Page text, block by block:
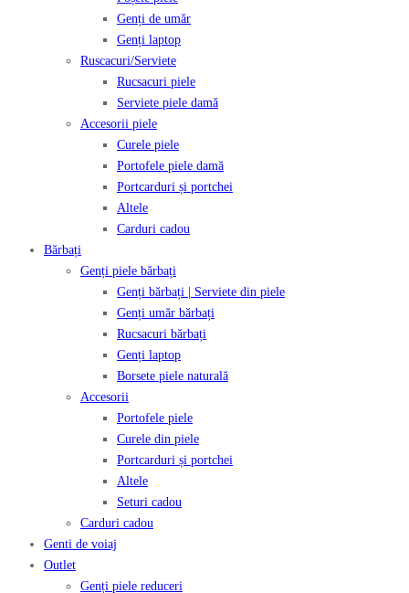
Genți de umăr
Genți laptop
Ruscacuri/Serviete
Rucsacuri piele
Serviete piele damă
Accesorii piele
Curele piele
Portofele piele damă
Portcarduri și portchei
Altele
Carduri cadou
Bărbați
Genți piele bărbați
Genți bărbați | Serviete din piele
Genți umăr bărbați
Rucsacuri bărbați
Genți laptop
Borsete piele naturală
Accesorii
Portofele piele
Curele din piele
Portcarduri și portchei
Altele
Seturi cadou
Carduri cadou
Genti de voiaj
Outlet
Genți piele reduceri